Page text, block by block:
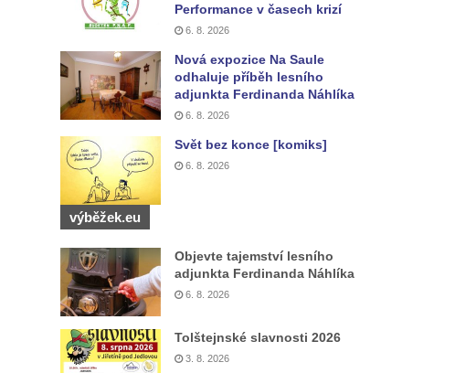
Performance v časech krizí
6. 8. 2026
Nová expozice Na Saule
odhaluje příběh lesního
adjunkta Ferdinanda Náhlíka
6. 8. 2026
Svět bez konce [komiks]
6. 8. 2026
výběžek.eu
Objevte tajemství lesního
adjunkta Ferdinanda Náhlíka
6. 8. 2026
Tolštejnské slavnosti 2026
3. 8. 2026